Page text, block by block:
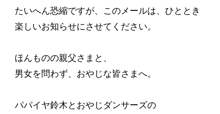
たいへん恐縮ですが、このメールは、ひととき
楽しいお知らせにさせてください。
ほんものの親父さまと、
男女を問わず、おやじな皆さまへ。
パパイヤ鈴木とおやじダンサーズの